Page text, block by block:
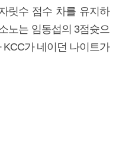
릿수 점수 차를 유지하
노는 임동섭의 3점슛으
가 네이던 나이트가